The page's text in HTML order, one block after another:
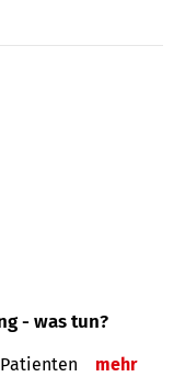
- was tun?
mehr